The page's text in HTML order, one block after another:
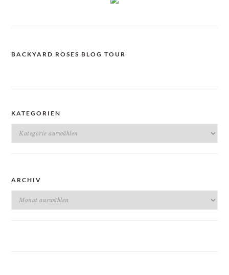
BACKYARD ROSES BLOG TOUR
KATEGORIEN
Kategorien
ARCHIV
Archiv